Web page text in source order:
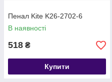
Пенал Kite K26-2702-6
В наявності
518 ₴
Купити